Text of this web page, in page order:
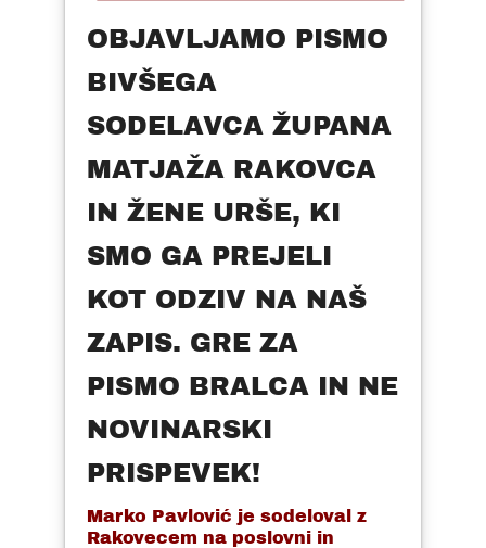
OBJAVLJAMO PISMO
BIVŠEGA
SODELAVCA ŽUPANA
MATJAŽA RAKOVCA
IN ŽENE URŠE, KI
SMO GA PREJELI
KOT ODZIV NA NAŠ
ZAPIS. GRE ZA
PISMO BRALCA IN NE
NOVINARSKI
PRISPEVEK!
Marko Pavlović je sodeloval z
Rakovecem na poslovni in